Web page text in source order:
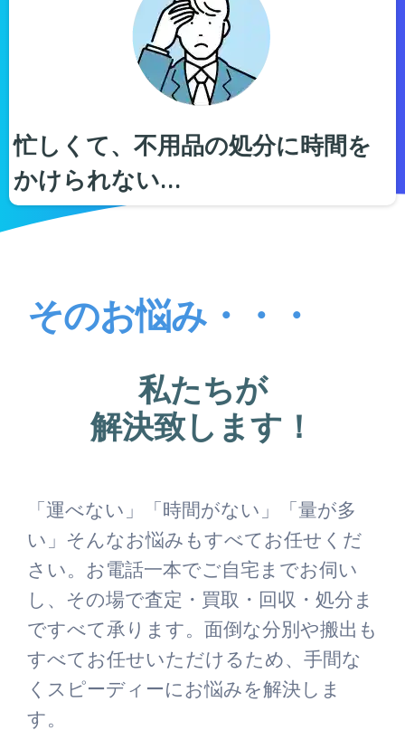
忙しくて、不用品の処分に時間を
かけられない…
そのお悩み・・・
私たちが
解決致します！
「運べない」「時間がない」「量が多
い」そんなお悩みもすべてお任せくだ
さい。お電話一本でご自宅までお伺い
し、その場で査定・買取・回収・処分ま
ですべて承ります。面倒な分別や搬出も
すべてお任せいただけるため、手間な
くスピーディーにお悩みを解決しま
す。